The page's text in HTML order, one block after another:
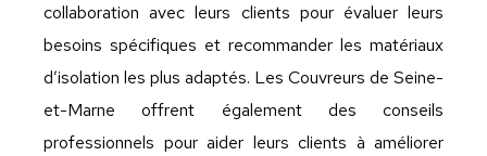
collaboration avec leurs clients pour évaluer leurs
besoins spécifiques et recommander les matériaux
d’isolation les plus adaptés. Les Couvreurs de Seine-
et-Marne offrent également des conseils
professionnels pour aider leurs clients à améliorer